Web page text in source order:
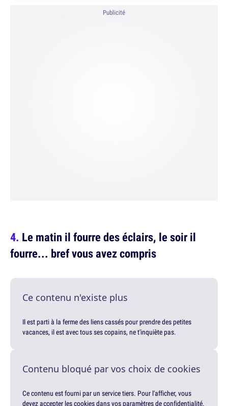
Publicité
Le matin il fourre des éclairs, le soir il
fourre... bref vous avez compris
Ce contenu n'existe plus
Il est parti à la ferme des liens cassés pour prendre des petites
vacances, il est avec tous ses copains, ne t'inquiète pas.
Contenu bloqué par vos choix de cookies
Ce contenu est fourni par un service tiers. Pour l'afficher, vous
devez accepter les cookies dans vos paramètres de confidentialité.